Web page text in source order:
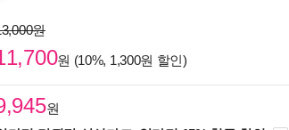
원
원 (10%, 1,300원 할인)
원